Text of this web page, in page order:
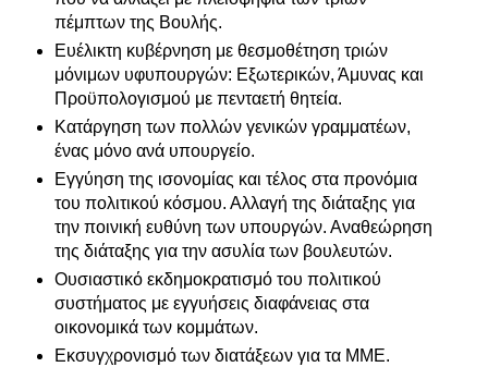
πέμπτων της Βουλής.
Ευέλικτη κυβέρνηση με θεσμοθέτηση τριών
μόνιμων υφυπουργών: Εξωτερικών, Άμυνας και
Προϋπολογισμού με πενταετή θητεία.
Κατάργηση των πολλών γενικών γραμματέων,
ένας μόνο ανά υπουργείο.
Εγγύηση της ισονομίας και τέλος στα προνόμια
του πολιτικού κόσμου. Αλλαγή της διάταξης για
την ποινική ευθύνη των υπουργών. Αναθεώρηση
της διάταξης για την ασυλία των βουλευτών.
Ουσιαστικό εκδημοκρατισμό του πολιτικού
συστήματος με εγγυήσεις διαφάνειας στα
οικονομικά των κομμάτων.
Εκσυγχρονισμό των διατάξεων για τα ΜΜΕ.